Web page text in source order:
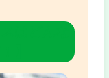
はどんな
】